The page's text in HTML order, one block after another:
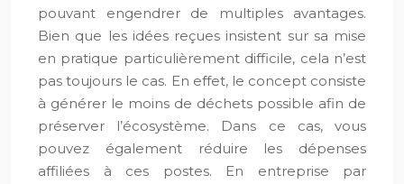
pouvant engendrer de multiples avantages.
Bien que les idées reçues insistent sur sa mise
en pratique particulièrement difficile, cela n’est
pas toujours le cas. En effet, le concept consiste
à générer le moins de déchets possible afin de
préserver l’écosystème. Dans ce cas, vous
pouvez également réduire les dépenses
affiliées à ces postes. En entreprise par